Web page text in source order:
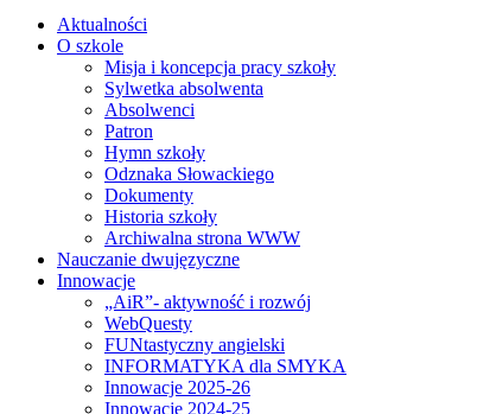
Aktualności
O szkole
Misja i koncepcja pracy szkoły
Sylwetka absolwenta
Absolwenci
Patron
Hymn szkoły
Odznaka Słowackiego
Dokumenty
Historia szkoły
Archiwalna strona WWW
Nauczanie dwujęzyczne
Innowacje
„AiR”- aktywność i rozwój
WebQuesty
FUNtastyczny angielski
INFORMATYKA dla SMYKA
Innowacje 2025-26
Innowacje 2024-25